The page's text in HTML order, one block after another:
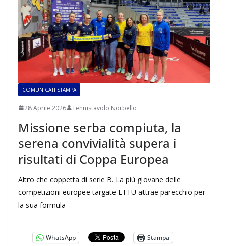
COMUNICATI STAMPA
28 Aprile 2026 Tennistavolo Norbello
Missione serba compiuta, la
serena convivialità supera i
risultati di Coppa Europea
Altro che coppetta di serie B. La più giovane delle
competizioni europee targate ETTU attrae parecchio per
la sua formula
WhatsApp Stampa